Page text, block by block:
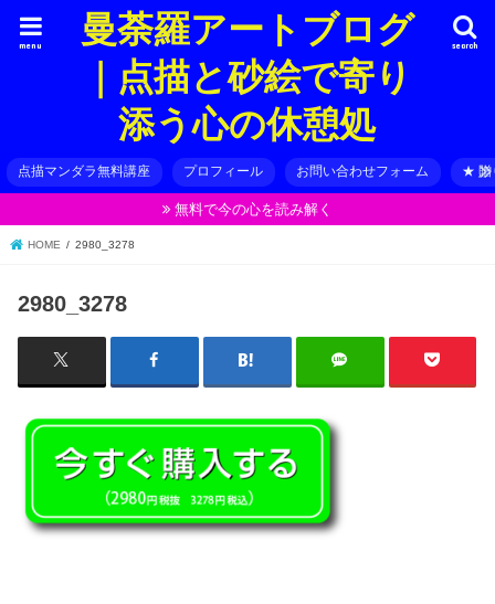
曼荼羅アートブログ
｜点描と砂絵で寄り
添う心の休憩処
search
menu
点描マンダラ無料講座 プロフィール お問い合わせフォーム ★ 贈
無料で今の心を読み解く
HOME 2980_3278
2980_3278